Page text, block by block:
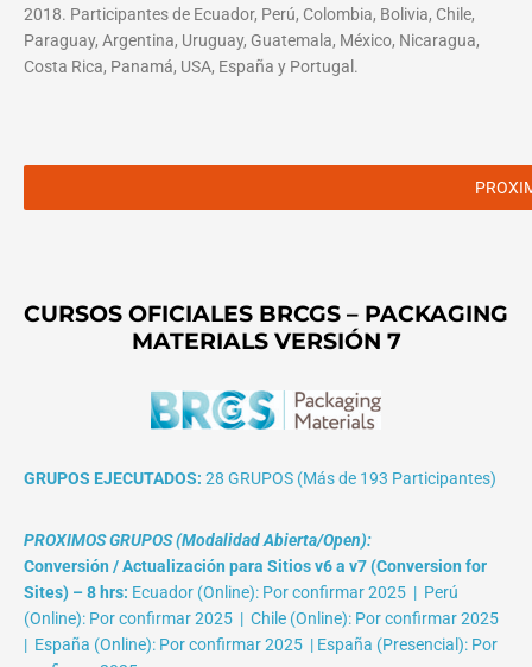
2018. Participantes de Ecuador, Perú, Colombia, Bolivia, Chile,
Paraguay, Argentina, Uruguay, Guatemala, México, Nicaragua,
Costa Rica, Panamá, USA, España y Portugal.
CURSOS OFICIALES BRCGS – PACKAGING
MATERIALS VERSIÓN 7
GRUPOS EJECUTADOS: 28 GRUPOS (Más de 193 Participantes)
PROXIMOS GRUPOS (Modalidad Abierta/Open):
Conversión / Actualización para Sitios v6 a v7 (Conversion for
Sites) – 8 hrs: Ecuador (Online): Por confirmar 2025 | Perú
(Online): Por confirmar 2025 | Chile (Online): Por confirmar 2025
| España (Online): Por confirmar 2025 | España (Presencial): Por